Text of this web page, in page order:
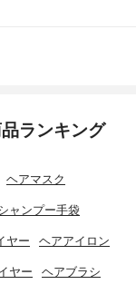
ランキング
ヘアマスク
ャンプー手袋
ヤー ヘアアイロン
ヤー ヘアブラシ